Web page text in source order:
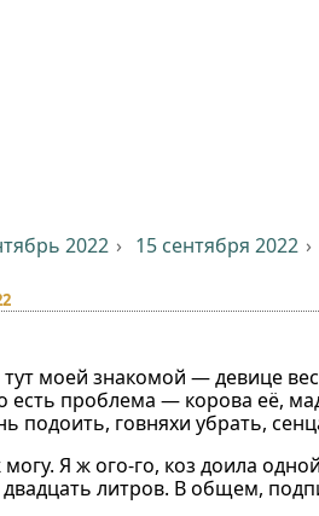
2022 15 сентября 2022
моей знакомой — девице
есть проблема — корова её,
подоить, говняхи убрать,
могу. Я ж ого-го, коз доила
литров. В общем,